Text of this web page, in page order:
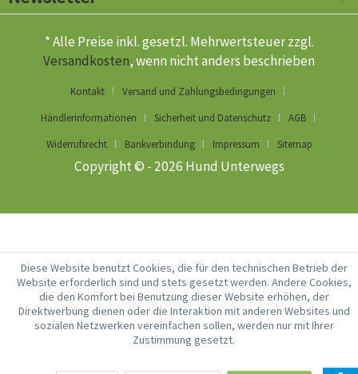
* Alle Preise inkl. gesetzl. Mehrwertsteuer zzgl.
Versandkosten, wenn nicht anders beschrieben
Kontakt
Versand und Zahlungsbedingungen
Händlerinformationen
Sicherheit und Datenschutz
AGB
Widerrufsrecht
Bankverbindung Impressum Sitemap
Copyright © - 2026 Hund Unterwegs
Diese Website benutzt Cookies, die für den technischen Betrieb der
Website erforderlich sind und stets gesetzt werden. Andere Cookies,
die den Komfort bei Benutzung dieser Website erhöhen, der
Direktwerbung dienen oder die Interaktion mit anderen Websites und
sozialen Netzwerken vereinfachen sollen, werden nur mit Ihrer
Zustimmung gesetzt.